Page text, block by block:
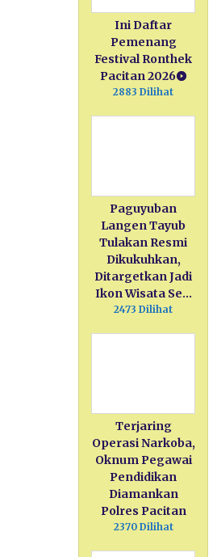
Ini Daftar
Pemenang
Festival Ronthek
Pacitan 2026
2883 Dilihat
Paguyuban
Langen Tayub
Tulakan Resmi
Dikukuhkan,
Ditargetkan Jadi
Ikon Wisata Se…
2473 Dilihat
Terjaring
Operasi Narkoba,
Oknum Pegawai
Pendidikan
Diamankan
Polres Pacitan
2370 Dilihat